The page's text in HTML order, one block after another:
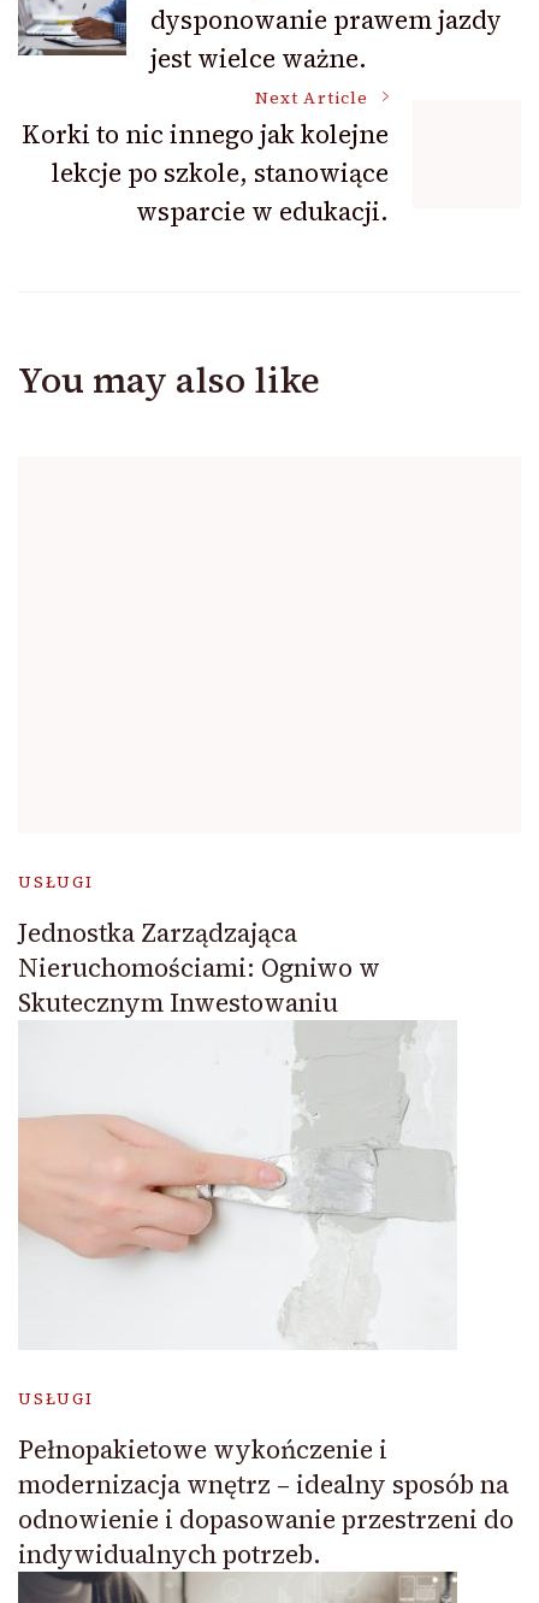
Navigationdysponowanie prawem jazdy
jest wielce ważne.
Next Article
Korki to nic innego jak kolejne
lekcje po szkole, stanowiące
wsparcie w edukacji.
You may also like
USŁUGI
Jednostka Zarządzająca
Nieruchomościami: Ogniwo w
Skutecznym Inwestowaniu
USŁUGI
Pełnopakietowe wykończenie i
modernizacja wnętrz – idealny sposób na
odnowienie i dopasowanie przestrzeni do
indywidualnych potrzeb.